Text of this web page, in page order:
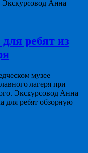
Экскурсовод Анна
ребят из
музее
лагеря при
Экскурсовод Анна
для ребят обзорную